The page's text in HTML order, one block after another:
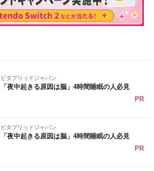
ビタブリッドジャパン
「夜中起きる原因は脳」4時間睡眠の人必見
PR
ビタブリッドジャパン
「夜中起きる原因は脳」4時間睡眠の人必見
PR